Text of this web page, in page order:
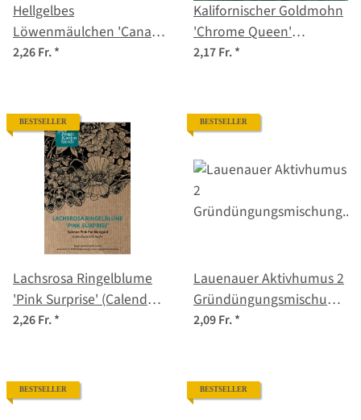
Hellgelbes
Löwenmäulchen 'Canary
Bird' (Antirrhinum majus)
2,26 Fr.*
Kalifornischer Goldmohn
'Chrome Queen'
(Eschscholzia californica)
2,17 Fr.*
BESTSELLER
Lachsrosa Ringelblume
'Pink Surprise' (Calendula
officinalis) Samen
2,26 Fr.*
BESTSELLER
Lauenauer Aktivhumus 2
Gründüngungsmischung
(diverse Arten und
2,09 Fr.*
BESTSELLER BESTSELLER